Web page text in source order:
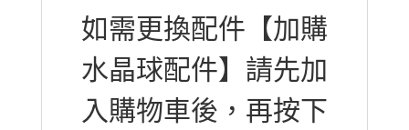
如需更換配件【加購
水晶球配件】請先加
入購物車後，再按下